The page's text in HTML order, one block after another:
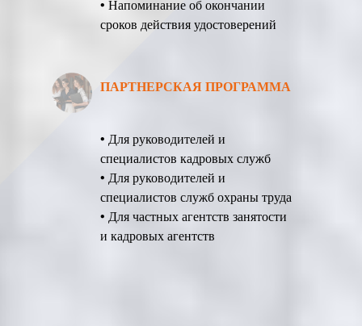
ПАРТНЕРСКАЯ ПРОГРАММА
• Напоминание об окончании
сроков действия удостоверений
• Для руководителей и
специалистов кадровых служб
• Для руководителей и
специалистов служб охраны труда
• Для частных агентств занятости
и кадровых агентств